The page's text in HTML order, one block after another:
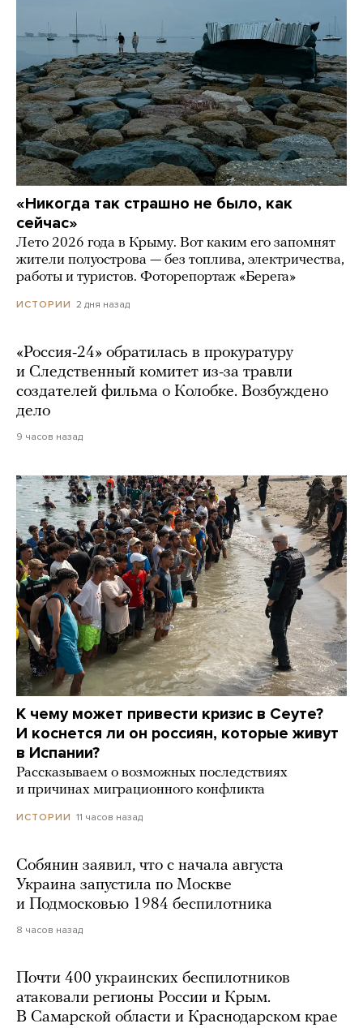
«Никогда так страшно не было, как
сейчас»
Лето 2026 года в Крыму. Вот каким его запомнят
жители полуострова — без топлива, электричества,
работы и туристов. Фоторепортаж «Берега»
ИСТОРИИ 2 дня назад
«Россия-24» обратилась в прокуратуру
и Следственный комитет из-за травли
создателей фильма о Колобке. Возбуждено
дело
9 часов назад
К чему может привести кризис в Сеуте?
И коснется ли он россиян, которые живут
в Испании?
Рассказываем о возможных последствиях
и причинах миграционного конфликта
ИСТОРИИ 11 часов назад
Собянин заявил, что с начала августа
Украина запустила по Москве
и Подмосковью 1984 беспилотника
8 часов назад
Почти 400 украинских беспилотников
атаковали регионы России и Крым.
В Самарской области и Краснодарском крае